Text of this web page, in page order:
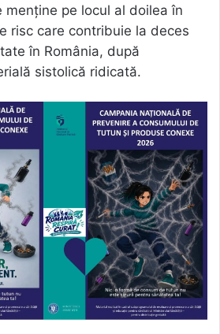
menține pe locul al doilea în
risc care contribuie la deces
în România, după
sistolică ridicată.